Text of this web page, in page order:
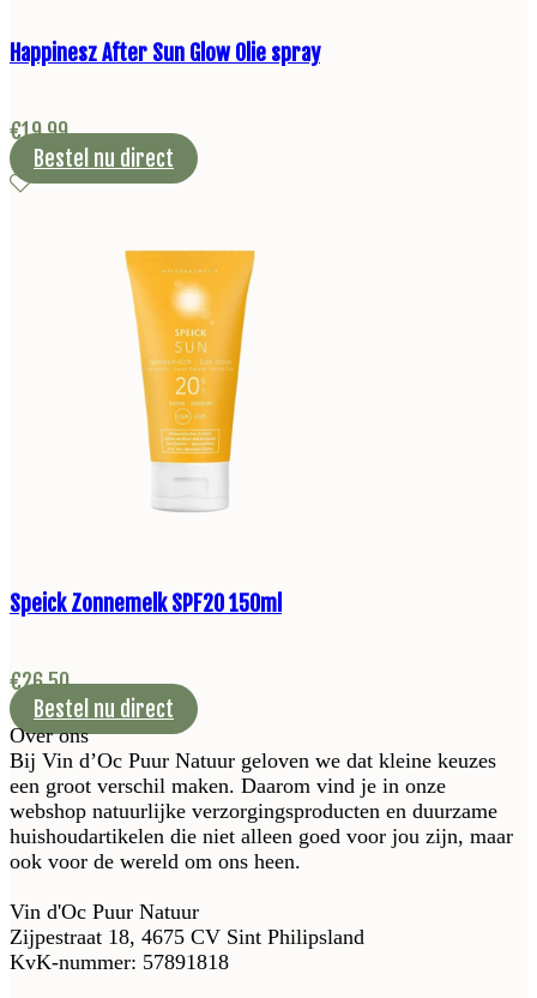
Happinesz After Sun Glow Olie spray
€19,99
Bestel nu direct
Speick Zonnemelk SPF20 150ml
€26,50
Bestel nu direct
Over ons
Bij Vin d’Oc Puur Natuur geloven we dat kleine keuzes
een groot verschil maken. Daarom vind je in onze
webshop natuurlijke verzorgingsproducten en duurzame
huishoudartikelen die niet alleen goed voor jou zijn, maar
ook voor de wereld om ons heen.
Vin d'Oc Puur Natuur
Zijpestraat 18, 4675 CV Sint Philipsland
KvK-nummer: 57891818